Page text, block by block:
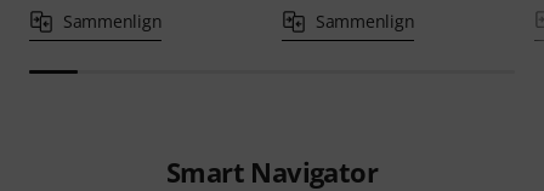
Sammenlign Sammenlign
Smart Navigator